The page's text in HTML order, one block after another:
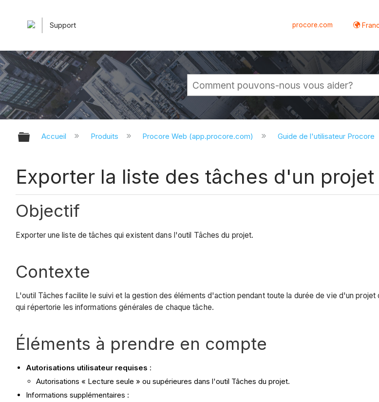
Support procore.com
Développer/réduire la hiérarchie globale
Accueil Produits Procore Web (app.procore.com) Guide de l'utilisateur Procore
Exporter la liste des tâches d'un projet
Objectif
Exporter une liste de tâches qui existent dans l'outil Tâches du projet.
Contexte
L'outil Tâches facilite le suivi et la gestion des éléments d'action pendant toute la durée de vie d'un
qui répertorie les informations générales de chaque tâche.
Éléments à prendre en compte
Autorisations utilisateur requises :
Autorisations « Lecture seule » ou supérieures dans l'outil Tâches du projet.
Informations supplémentaires :